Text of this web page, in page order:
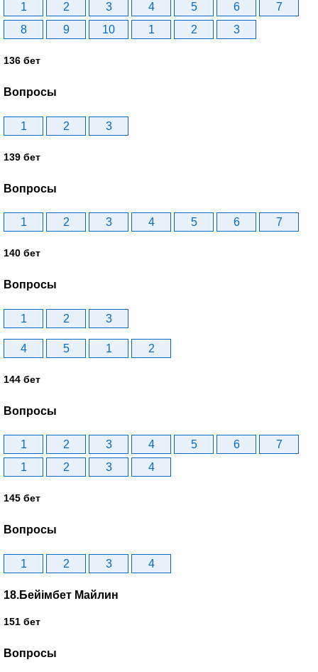
1 2 3 4 5 6
7
8
9 10 1 2 3
136 бет
Вопросы
1 2 3
139 бет
Вопросы
1 2 3 4 5 6 7
140 бет
Вопросы
1 2 3
4 5 1 2
144 бет
Вопросы
1 2 3 4 5 6
7
1
2 3 4
145 бет
Вопросы
1 2 3 4
18.Бейімбет Майлин
151 бет
Вопросы